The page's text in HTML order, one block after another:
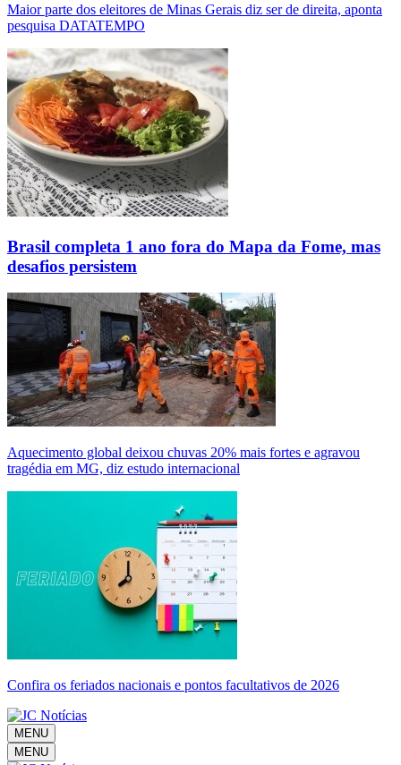
Maior parte dos eleitores de Minas Gerais diz ser de direita, aponta
pesquisa DATATEMPO
Brasil completa 1 ano fora do Mapa da Fome, mas
desafios persistem
Aquecimento global deixou chuvas 20% mais fortes e agravou
tragédia em MG, diz estudo internacional
Confira os feriados nacionais e pontos facultativos de 2026
MENU
MENU